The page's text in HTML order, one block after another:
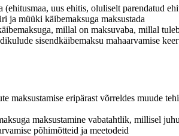
uus ehitis, oluliselt parendatud
ja müüki käibemaksuga maksustada
millal on maksuvaba, millal
sisendkäibemaksu mahaarvamise
maksustamise eripärast võrreldes muude
maksustamine vabatahtlik, millisel
põhimõtteid ja meetodeid